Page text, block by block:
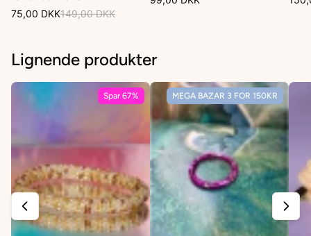
75,00 DKK149,00 DKK
Lignende produkter
Spar 67% MEGA BAZAR 3 FOR 150KR